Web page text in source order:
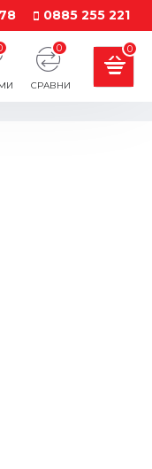
0885 255 221
СРАВНИ
0 0